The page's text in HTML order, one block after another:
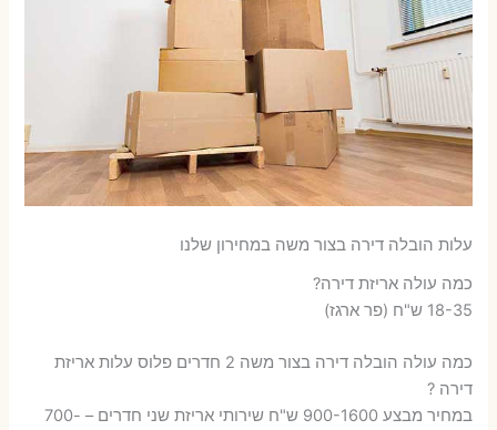
עלות הובלה דירה בצור משה במחירון שלנו
כמה עולה אריזת דירה​?
18-35 ש"ח (פר ארגז)
כמה עולה הובלה דירה בצור משה 2 חדרים פלוס עלות אריזת
דירה ?
במחיר מבצע 900-1600 ש"ח שירותי אריזת שני חדרים – 700-